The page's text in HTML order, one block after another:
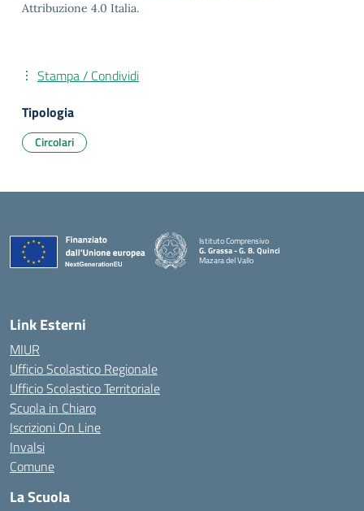
Attribuzione 4.0 Italia.
Stampa / Condividi
Tipologia
Circolari
Istituto Comprensivo
G. Grassa - G. B. Quinci
Mazara del Vallo
Link Esterni
MIUR
Ufficio Scolastico Regionale
Ufficio Scolastico Territoriale
Scuola in Chiaro
Iscrizioni On Line
Invalsi
Comune
La Scuola